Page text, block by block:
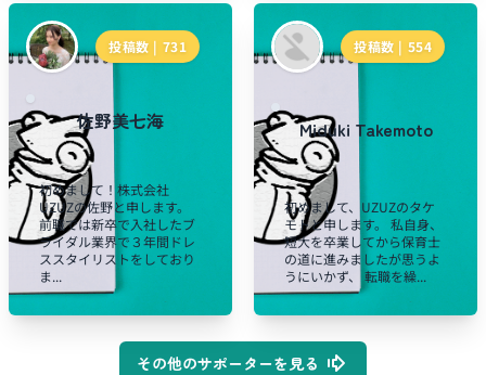
投稿数 | 731
佐野美七海
初めまして！株式会社
UZUZの佐野と申します。
前職では新卒で入社したブ
ライダル業界で３年間ドレ
ススタイリストをしており
ま...
投稿数 | 554
Miduki Takemoto
初めまして、UZUZのタケ
モトと申します。 私自身、
短大を卒業してから保育士
の道に進みましたが思うよ
うにいかず、 転職を繰...
その他のサポーターを見る